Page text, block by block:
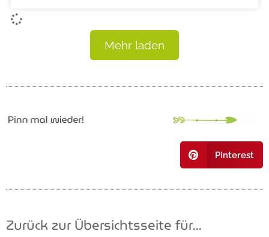
Mehr laden
Pinterest
Zurück zur Übersichtsseite für...